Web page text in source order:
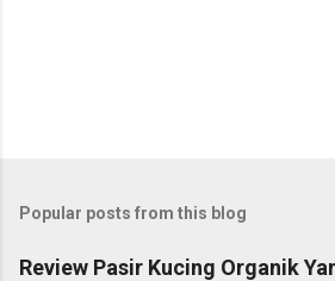
Popular posts from this blog
Review Pasir Kucing Organik